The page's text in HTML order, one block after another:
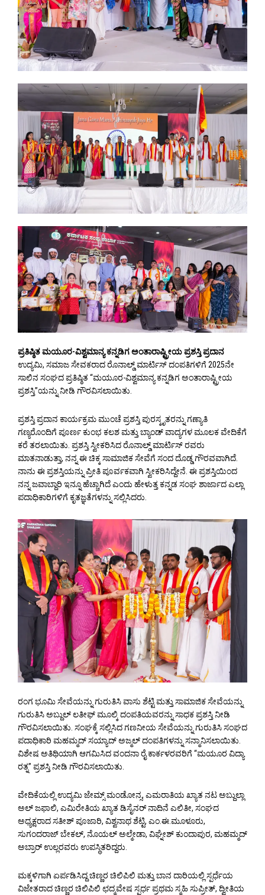
ಪ್ರತಿಷ್ಠಿತ ಮಯೂರ-ವಿಶ್ವಮಾನ್ಯ ಕನ್ನಡಿಗ ಅಂತಾರಾಷ್ಟ್ರೀಯ ಪ್ರಶಸ್ತಿ ಪ್ರದಾನ
ಉದ್ಯಮಿ, ಸಮಾಜ ಸೇವಕರಾದ ರೊನಾಲ್ಡ್ ಮಾರ್ಟಿಸ್ ದಂಪತಿಗಳಿಗೆ 2025ನೇ
ಸಾಲಿನ ಸಂಘದ ಪ್ರತಿಷ್ಠಿತ “ಮಯೂರ-ವಿಶ್ವಮಾನ್ಯ ಕನ್ನಡಿಗ ಅಂತಾರಾಷ್ಟ್ರೀಯ
ಪ್ರಶಸ್ತಿ”ಯನ್ನು ನೀಡಿ ಗೌರವಿಸಲಾಯಿತು.
ಪ್ರಶಸ್ತಿ ಪ್ರದಾನ ಕಾರ್ಯಕ್ರಮ ಮುಂಚೆ ಪ್ರಶಸ್ತಿ ಪುರಸ್ಕೃತರನ್ನು ಗಣ್ಯಾತಿ
ಗಣ್ಯರೊಂದಿಗೆ ಪೂರ್ಣ ಕುಂಭ ಕಲಶ ಮತ್ತು ಬ್ಯಾಂಡ್ ವಾದ್ಯಗಳ ಮೂಲಕ ವೇದಿಕೆಗೆ
ಕರೆ ತರಲಾಯಿತು. ಪ್ರಶಸ್ತಿ ಸ್ವೀಕರಿಸಿದ ರೊನಾಲ್ಡ್ ಮಾರ್ಟಿಸ್ ರವರು
ಮಾತನಾಡುತ್ತಾ, ನನ್ನ ಈ ಚಿಕ್ಕ ಸಾಮಾಜಿಕ ಸೇವೆಗೆ ಸಂದ ದೊಡ್ಡ ಗೌರವವಾಗಿದೆ.
ನಾನು ಈ ಪ್ರಶಸ್ತಿಯನ್ನು ಪ್ರೀತಿ ಪೂರ್ವಕವಾಗಿ ಸ್ವೀಕರಿಸಿದ್ದೇನೆ. ಈ ಪ್ರಶಸ್ತಿಯಿಂದ
ನನ್ನ ಜವಾಬ್ದಾರಿ ಇನ್ನೂ ಹೆಚ್ಚಾಗಿದೆ ಎಂದು ಹೇಳುತ್ತ ಕನ್ನಡ ಸಂಘ ಶಾರ್ಜಾದ ಎಲ್ಲಾ
ಪದಾಧಿಕಾರಿಗಳಿಗೆ ಕೃತಜ್ಞತೆಗಳನ್ನು ಸಲ್ಲಿಸಿದರು.
ರಂಗ ಭೂಮಿ ಸೇವೆಯನ್ನು ಗುರುತಿಸಿ ವಾಸು ಶೆಟ್ಟಿ ಮತ್ತು ಸಾಮಾಜಿಕ ಸೇವೆಯನ್ನು
ಗುರುತಿಸಿ ಅಬ್ದುಲ್ ಲತೀಫ್ ಮೂಲ್ಕಿ ದಂಪತಿಯವರನ್ನು ಸಾಧಕ ಪ್ರಶಸ್ತಿ ನೀಡಿ
ಗೌರವಿಸಲಾಯಿತು. ಸಂಘಕ್ಕೆ ಸಲ್ಲಿಸಿದ ಗಣನೀಯ ಸೇವೆಯನ್ನು ಗುರುತಿಸಿ ಸಂಘದ
ಪದಾಧಿಕಾರಿ ಮಹಮ್ಮದ್ ಸಯ್ಯಾದ್ ಅಜ್ಮಲ್ ದಂಪತಿಗಳನ್ನು ಸನ್ಮಾನಿಸಲಾಯಿತು.
ವಿಶೇಷ ಅತಿಥಿಯಾಗಿ ಆಗಮಿಸಿದ ವಂದನಾ ರೈ ಕಾರ್ಕಳರವರಿಗೆ “ಮಯೂರ ವಿದ್ಯಾ
ರತ್ನ” ಪ್ರಶಸ್ತಿ ನೀಡಿ ಗೌರವಿಸಲಾಯಿತು.
ವೇದಿಕೆಯಲ್ಲಿ ಉದ್ಯಮಿ ಜೇಮ್ಸ್ ಮಂಡೋನ್ಸ, ಎಮರಾತಿಯ ಖ್ಯಾತ ನಟ ಅಬ್ದುಲ್ಲಾ
ಅಲ್ ಜಫಾಲಿ, ಎಮಿರೇತಿಯ ಖ್ಯಾತ ಡಿಸೈನರ್ ನಾದಿನೆ ಎಲಿತೀ, ಸಂಘದ
ಅಧ್ಯಕ್ಷರಾದ ಸತೀಶ್ ಪೂಜಾರಿ, ವಿಶ್ವನಾಥ ಶೆಟ್ಟಿ, ಎಂ.ಈ.ಮೂಳೂರು,
ಸುಗಂದರಾಜ್ ಬೇಕಲ್, ನೊಯಲ್ ಅಲ್ಮೇಡಾ, ವಿಘ್ನೇಶ್ ಕುಂದಾಪುರ, ಮಹಮ್ಮದ್
ಅಬ್ರಾರ್ ಉಲ್ಲರವರು ಉಪಸ್ಥಿತರಿದ್ದರು.
ಮಕ್ಕಳಿಗಾಗಿ ಏರ್ಪಡಿಸಿದ್ದ ಚಿಣ್ಣರ ಚಿಲಿಪಿಲಿ ಮತ್ತು ಬಾನ ದಾರಿಯಲ್ಲಿ ಸ್ಪರ್ಧೆಯ
ವಿಜೇತರಾದ ಚಿಣ್ಣರ ಚಿಲಿಪಿಲಿ ಛದ್ಮವೇಷ ಸ್ಪರ್ಧ ಪ್ರಥಮ ಸ್ಮಹಿ ಸುಪ್ರೀತ್, ದ್ವೀತಿಯ